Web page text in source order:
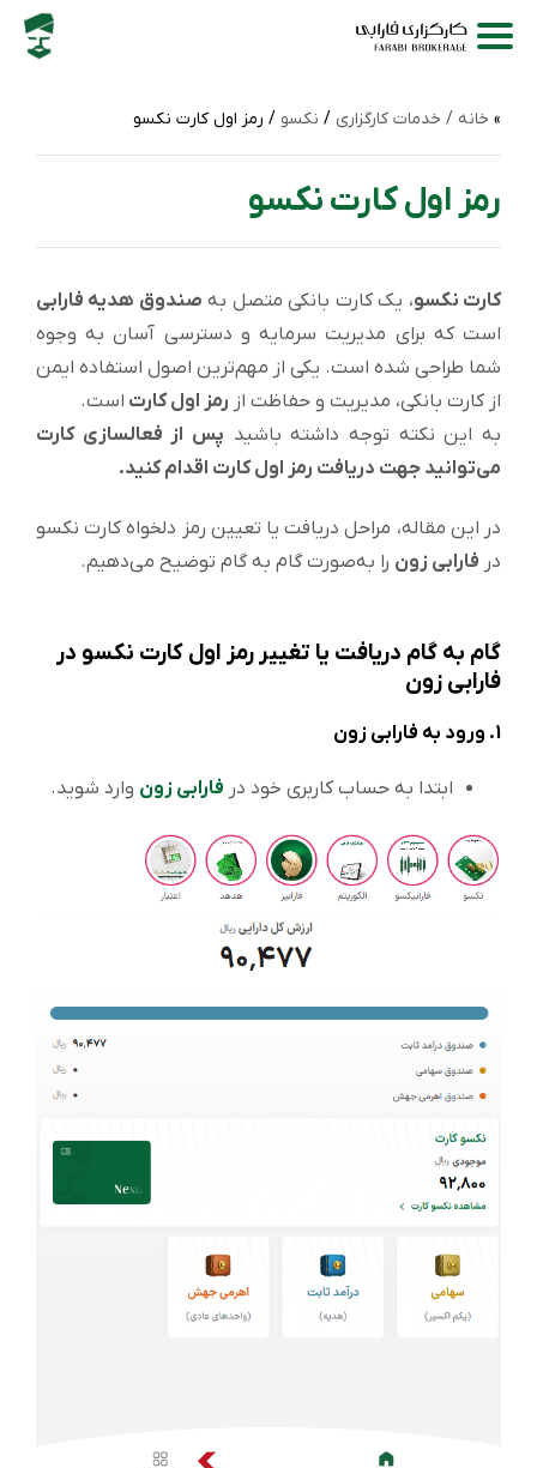
خانه / خدمات کارگزاری / نکسو / رمز اول کارت نکسو
رمز اول کارت نکسو
کارت نکسو، یک کارت بانکی متصل به صندوق هدیه فارابی
است که برای مدیریت سرمایه و دسترسی آسان به وجوه
شما طراحی شده است. یکی از مهم‌ترین اصول استفاده ایمن
از کارت بانکی، مدیریت و حفاظت از رمز اول کارت است.
به این نکته توجه داشته باشید پس از فعالسازی کارت
می‌توانید جهت دریافت رمز اول کارت اقدام کنید.
در این مقاله، مراحل دریافت یا تعیین رمز دلخواه کارت نکسو
در فارابی زون را به‌صورت گام به گام توضیح می‌دهیم.
گام به گام دریافت یا تغییر رمز اول کارت نکسو در
فارابی زون
1. ورود به فارابی زون
ابتدا به حساب کاربری خود در فارابی زون وارد شوید.